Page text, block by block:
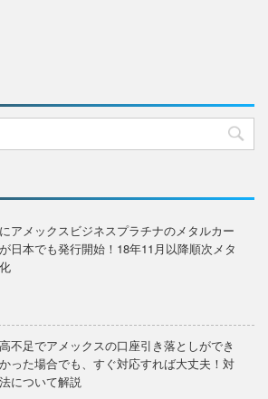
アメックスビジネスプラチナのメタルカー
日本でも発行開始！18年11月以降順次メタ
不足でアメックスの口座引き落としができ
った場合でも、すぐ対応すれば大丈夫！対
について解説